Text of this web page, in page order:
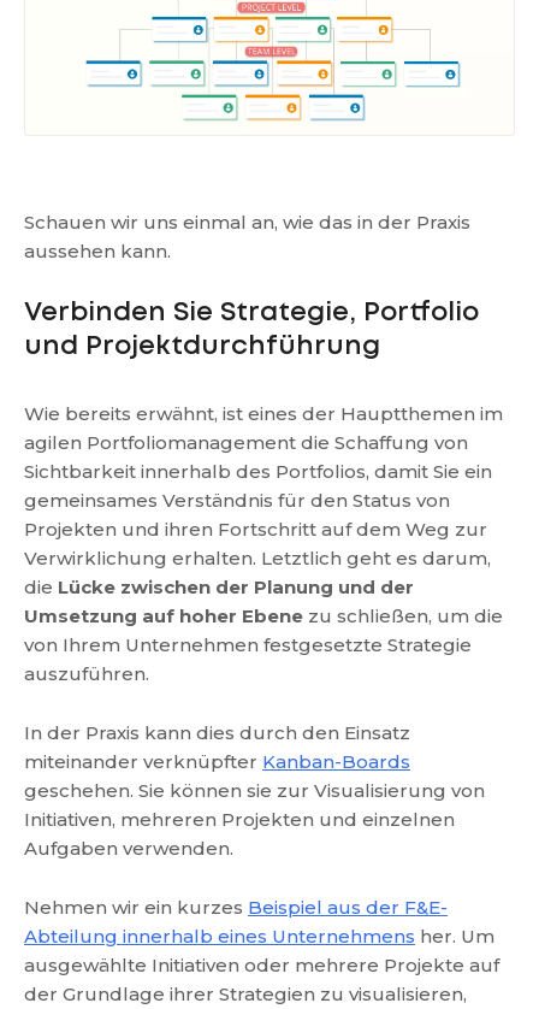
Schauen wir uns einmal an, wie das in der Praxis
aussehen kann.
Verbinden Sie Strategie, Portfolio
und Projektdurchführung
Wie bereits erwähnt, ist eines der Hauptthemen im
agilen Portfoliomanagement die Schaffung von
Sichtbarkeit innerhalb des Portfolios, damit Sie ein
gemeinsames Verständnis für den Status von
Projekten und ihren Fortschritt auf dem Weg zur
Verwirklichung erhalten. Letztlich geht es darum,
die Lücke zwischen der Planung und der
Umsetzung auf hoher Ebene zu schließen, um die
von Ihrem Unternehmen festgesetzte Strategie
auszuführen.
In der Praxis kann dies durch den Einsatz
miteinander verknüpfter Kanban-Boards
geschehen. Sie können sie zur Visualisierung von
Initiativen, mehreren Projekten und einzelnen
Aufgaben verwenden.
Nehmen wir ein kurzes Beispiel aus der F&E-
Abteilung innerhalb eines Unternehmens her. Um
ausgewählte Initiativen oder mehrere Projekte auf
der Grundlage ihrer Strategien zu visualisieren,